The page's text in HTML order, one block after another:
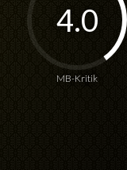
MB-Kritik
4.0